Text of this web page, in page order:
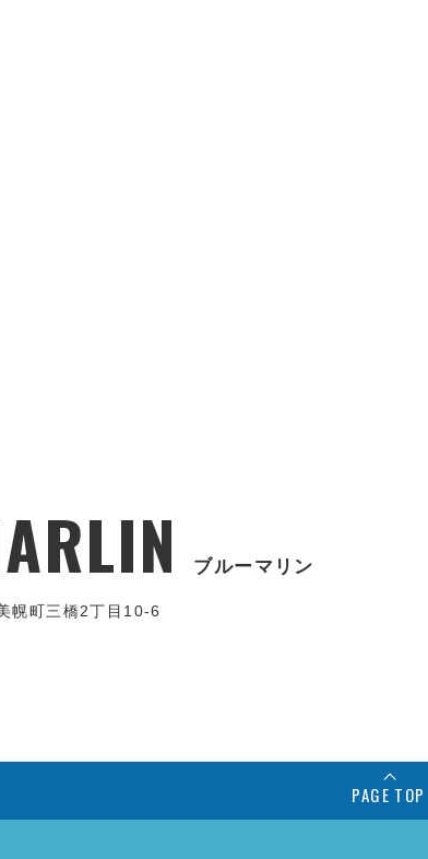
ブルーマリン
幌町三橋2丁目10-6
PAGE TOP